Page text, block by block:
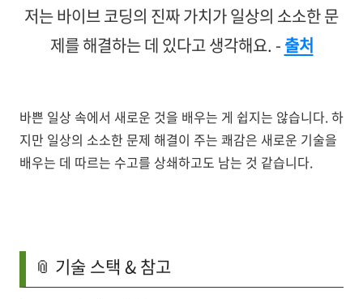
저는 바이브 코딩의 진짜 가치가 일상의 소소한 문
제를 해결하는 데 있다고 생각해요. - 출처
바쁜 일상 속에서 새로운 것을 배우는 게 쉽지는 않습니다. 하
지만 일상의 소소한 문제 해결이 주는 쾌감은 새로운 기술을
배우는 데 따르는 수고를 상쇄하고도 남는 것 같습니다.
📎 기술 스택 & 참고